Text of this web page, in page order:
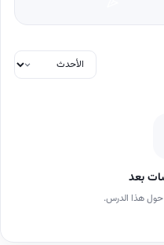
بعد
هذا الدرس.